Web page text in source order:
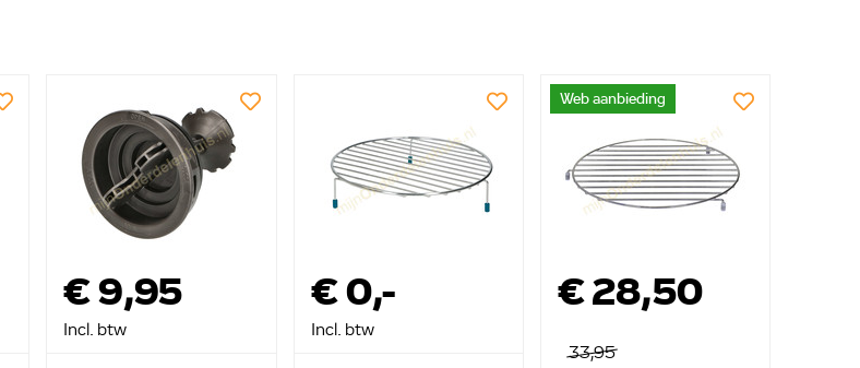
€ 9,95
Incl. btw
€ 0,-
Incl. btw
Web aanbieding
€ 28,50
33,95